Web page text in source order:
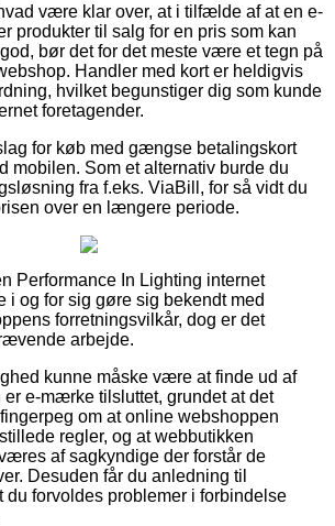
være klar over, at i tilfælde af at en e-
produkter til salg for en pris som kan
bør det for det meste være et tegn på
Handler med kort er heldigvis
hvilket begunstiger dig som kunde
foretagender.
for køb med gængse betalingskort
mobilen. Som et alternativ burde du
fra f.eks. ViaBill, for så vidt du
over en længere periode.
Performance In Lighting internet
i og for sig gøre sig bekendt med
forretningsvilkår, dog er det
arbejde.
kunne måske være at finde ud af
e-mærke tilsluttet, grundet at det
om at online webshoppen
regler, og at webbutikken
af sagkyndige der forstår de
Desuden får du anledning til
du forvoldes problemer i forbindelse